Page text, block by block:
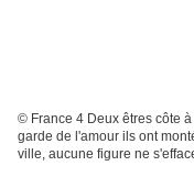
© France 4 Deux êtres côte à côte regardent dans la même direction. La
garde de l'amour ils ont
ville, aucune figure ne